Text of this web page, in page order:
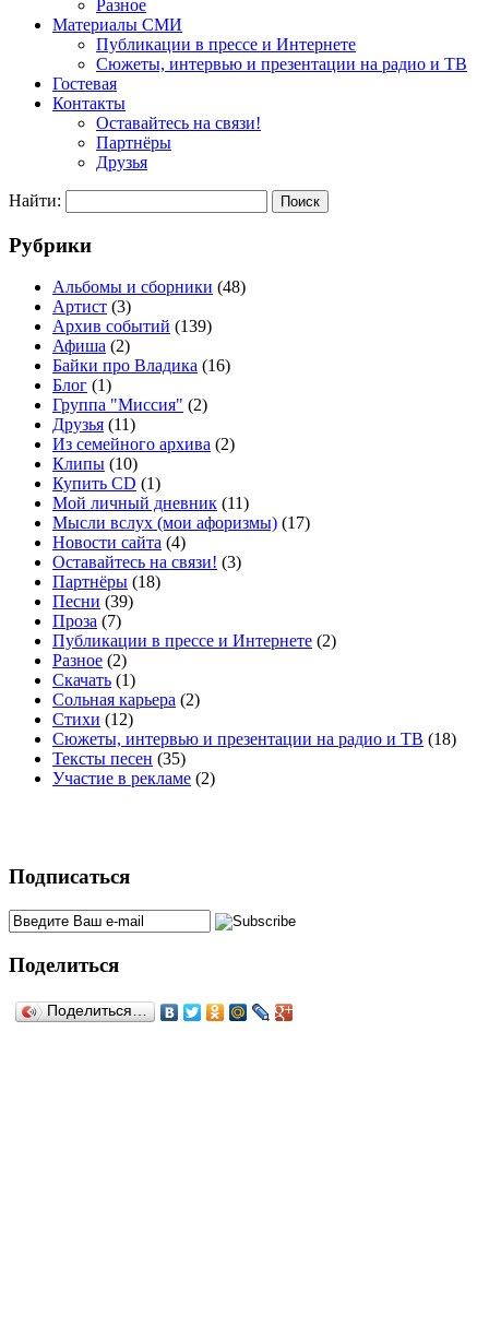
Разное
Материалы СМИ
Публикации в прессе и Интернете
Сюжеты, интервью и презентации на радио и ТВ
Гостевая
Контакты
Оставайтесь на связи!
Партнёры
Друзья
Найти:
Рубрики
Альбомы и сборники (48)
Артист (3)
Архив событий (139)
Афиша (2)
Байки про Владика (16)
Блог (1)
Группа "Миссия" (2)
Друзья (11)
Из семейного архива (2)
Клипы (10)
Купить CD (1)
Мой личный дневник (11)
Мысли вслух (мои афоризмы) (17)
Новости сайта (4)
Оставайтесь на связи! (3)
Партнёры (18)
Песни (39)
Проза (7)
Публикации в прессе и Интернете (2)
Разное (2)
Скачать (1)
Сольная карьера (2)
Стихи (12)
Сюжеты, интервью и презентации на радио и ТВ (18)
Тексты песен (35)
Участие в рекламе (2)
Подписаться
Поделиться
Поделиться…